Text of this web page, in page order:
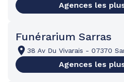
Agences les
Funérarium Sarras
38 Av Du Vivarais - 07370
Agences les